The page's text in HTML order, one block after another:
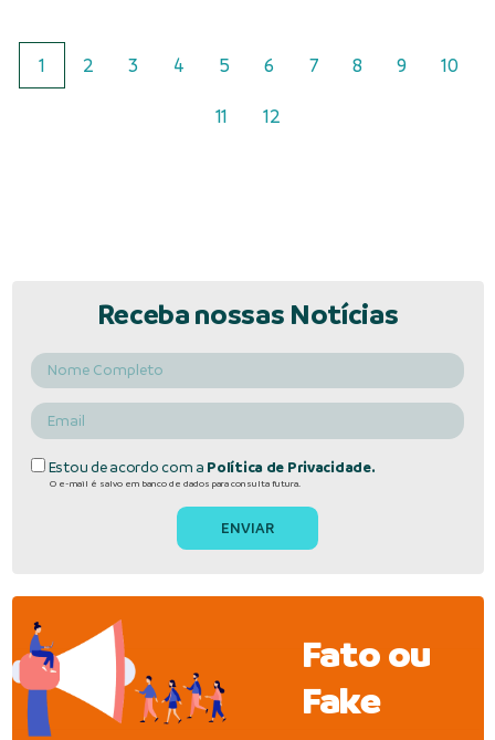
1 2 3 4 5 6 7 8 9 10
11 12
Receba nossas Notícias
Estou de acordo com a Política de Privacidade.
O e-mail é salvo em banco de dados para consulta futura.
Fato ou
Fake